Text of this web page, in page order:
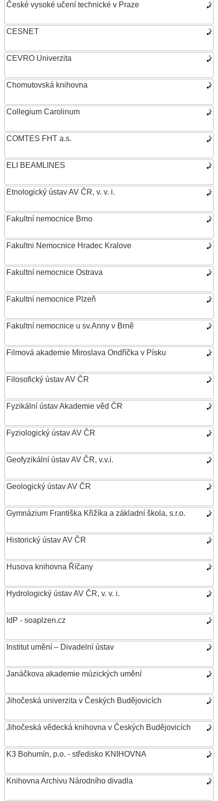
České vysoké učení technické v Praze
CESNET
CEVRO Univerzita
Chomutovská knihovna
Collegium Carolinum
COMTES FHT a.s.
ELI BEAMLINES
Etnologický ústav AV ČR, v. v. i.
Fakultní nemocnice Brno
Fakultni Nemocnice Hradec Kralove
Fakultní nemocnice Ostrava
Fakultní nemocnice Plzeň
Fakultní nemocnice u sv.Anny v Brně
Filmová akademie Miroslava Ondříčka v Písku
Filosofický ústav AV ČR
Fyzikální ústav Akademie věd ČR
Fyziologický ústav AV ČR
Geofyzikální ústav AV ČR, v.v.i.
Geologický ústav AV ČR
Gymnázium Františka Křižíka a základní škola, s.r.o.
Historický ústav AV ČR
Husova knihovna Říčany
Hydrologický ústav AV ČR, v. v. i.
IdP - soaplzen.cz
Institut umění – Divadelní ústav
Janáčkova akademie múzických umění
Jihočeská univerzita v Českých Budějovicích
Jihočeská vědecká knihovna v Českých Budějovicích
K3 Bohumín, p.o. - středisko KNIHOVNA
Knihovna Archivu Národního divadla